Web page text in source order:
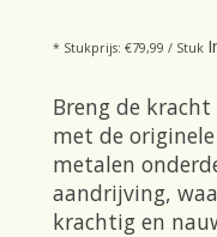
* Stukprijs: €79,99 / Stuk
Breng de
met de
metalen
aandrijving,
krachtig en